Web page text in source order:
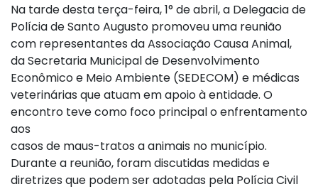
Na tarde desta terça-feira, 1° de abril, a Delegacia de
Polícia de Santo Augusto promoveu uma reunião
com representantes da Associação Causa Animal,
da Secretaria Municipal de Desenvolvimento
Econômico e Meio Ambiente (SEDECOM) e médicas
veterinárias que atuam em apoio à entidade. O
encontro teve como foco principal o enfrentamento
aos
casos de maus-tratos a animais no município.
Durante a reunião, foram discutidas medidas e
diretrizes que podem ser adotadas pela Polícia Civil